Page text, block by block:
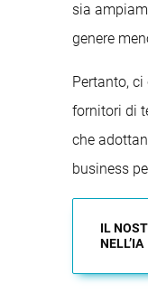
sia
genere
Pertanto,
fornitori di
che
business
IL
NELL’IA